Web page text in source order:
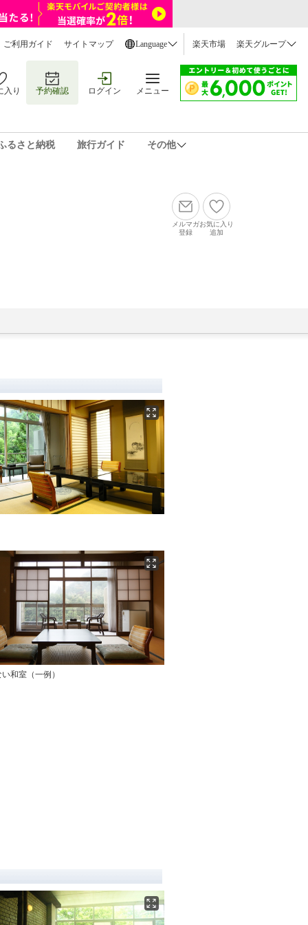
ご利用ガイド サイトマップ Language 楽天市場 楽天グループ
入り 予約確認 ログイン メニュー
るさと納税 旅行ガイド その他
メルマガ
登録
お気に入り
追加
和室（一例）